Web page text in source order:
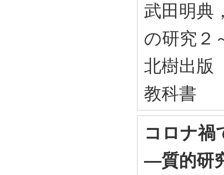
武田明典
の研究２
北樹出版
教科書
コロナ禍
―質的研